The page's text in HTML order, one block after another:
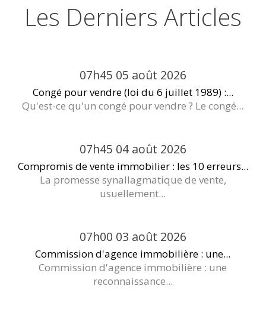
Les Derniers Articles
07h45 05 août 2026
Congé pour vendre (loi du 6 juillet 1989) :...
Qu'est-ce qu'un congé pour vendre ? Le congé...
07h45 04 août 2026
Compromis de vente immobilier : les 10 erreurs...
La promesse synallagmatique de vente,
usuellement...
07h00 03 août 2026
Commission d'agence immobilière : une...
Commission d'agence immobilière : une
reconnaissance...